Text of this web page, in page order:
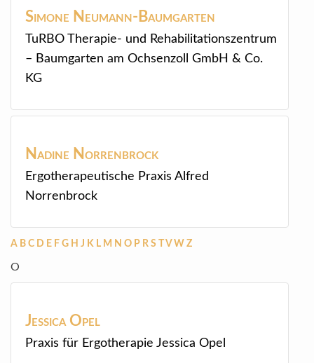
Simone Neumann-Baumgarten
TuRBO Therapie- und Rehabilitationszentrum
– Baumgarten am Ochsenzoll GmbH & Co.
KG
Nadine Norrenbrock
Ergotherapeutische Praxis Alfred
Norrenbrock
A B C D E F G H J K L M N O P R S TV W Z
O
Jessica Opel
Praxis für Ergotherapie Jessica Opel